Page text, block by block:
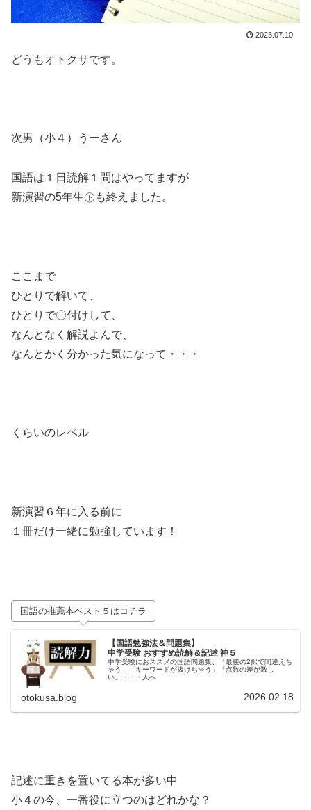
2023.07.10
どうもオトクサです。
次男（小４）うーさん
国語は１日読解１問はやってますが
新演習の5年生㊦も終えました。
ここまで
ひとりで解いて、
ひとりで〇付けして、
なんとなく解説よんで、
なんとかく分かった気になって・・・
くらいのレベル
新演習６年に入る前に
１冊だけ一緒に勉強しています！
国語の推薦本ベスト５はコチラ
【国語勉強法＆問題集】
中学受験 おすすめ読解＆記述 神５
中学受験におススメの国語問題集、「最後の2択で間違えち
ゃう」「キーワードが抜けちゃう」「点数の差が激し
い」・・・人へ
otokusa.blog 2026.02.18
記述に重きを置いてる本が多い中
小４の今、一番役に立つのはどれかな？